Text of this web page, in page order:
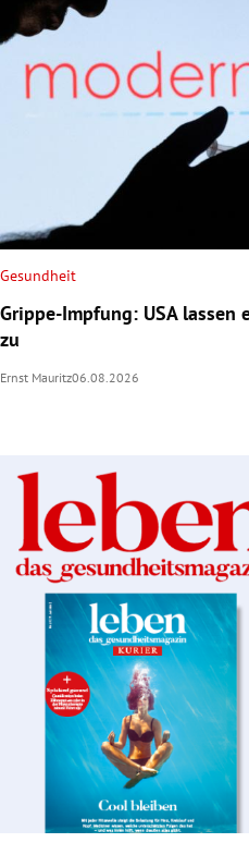
Gesundheit
Grippe-Impfung: USA lassen
zu
Ernst Mauritz06.08.2026